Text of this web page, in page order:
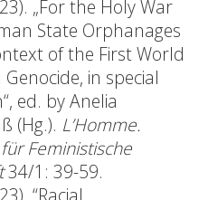
„For the Holy War
State Orphanages
of the First World
in special
ed. by Anelia
(Hg.). L’Homme.
Feministische
34/1: 39-59.